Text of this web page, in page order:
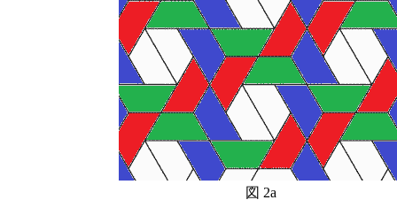
図 2a